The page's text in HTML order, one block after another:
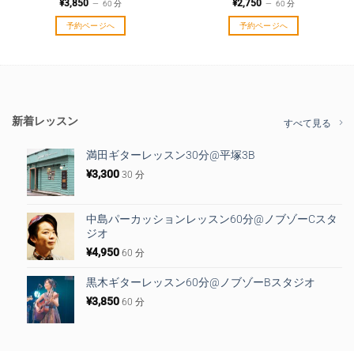
¥3,850 60 分
予約ページへ
¥2,750 60 分
予約ページへ
新着レッスン すべて見る
満田ギターレッスン30分@平塚3B
¥3,300 30 分
中島パーカッションレッスン60分@ノブゾーCスタ
ジオ
¥4,950 60 分
黒木ギターレッスン60分@ノブゾーBスタジオ
¥3,850 60 分